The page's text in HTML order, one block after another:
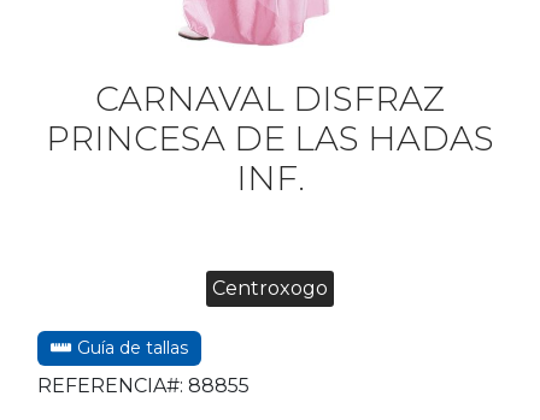
CARNAVAL DISFRAZ
PRINCESA DE LAS HADAS
INF.
Centroxogo
Guía de tallas
REFERENCIA#: 88855